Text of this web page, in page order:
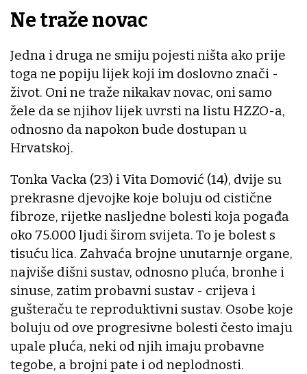
Ne traže novac
Jedna i druga ne smiju pojesti ništa ako prije
toga ne popiju lijek koji im doslovno znači -
život. Oni ne traže nikakav novac, oni samo
žele da se njihov lijek uvrsti na listu HZZO-a,
odnosno da napokon bude dostupan u
Hrvatskoj.
Tonka Vacka (23) i Vita Domović (14), dvije su
prekrasne djevojke koje boluju od cistične
fibroze, rijetke nasljedne bolesti koja pogađa
oko 75.000 ljudi širom svijeta. To je bolest s
tisuću lica. Zahvaća brojne unutarnje organe,
najviše dišni sustav, odnosno pluća, bronhe i
sinuse, zatim probavni sustav - crijeva i
gušteraču te reproduktivni sustav. Osobe koje
boluju od ove progresivne bolesti često imaju
upale pluća, neki od njih imaju probavne
tegobe, a brojni pate i od neplodnosti.